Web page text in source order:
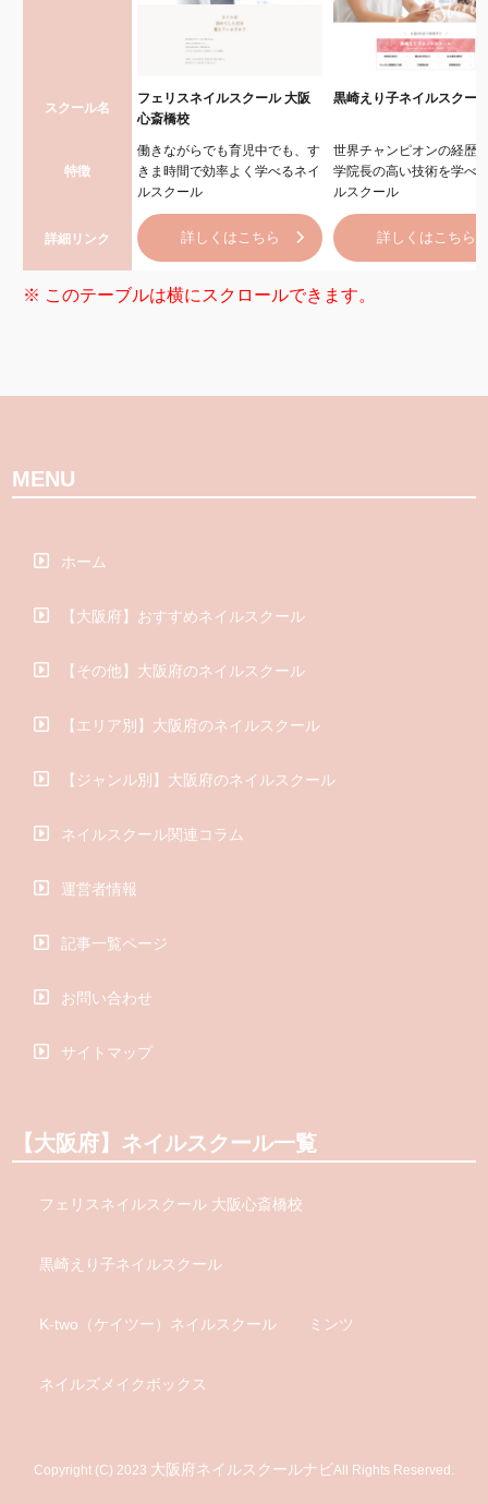
スクール名
フェリスネイルスクール 大阪
心斎橋校
黒崎えり子ネイルスクー
特徴
働きながらでも育児中でも、す
きま時間で効率よく学べるネイ
ルスクール
世界チャンピオンの経歴
学院長の高い技術を学べ
ルスクール
詳細リンク 詳しくはこちら 詳しくはこちら
MENU
ホーム
【大阪府】おすすめネイルスクール
【その他】大阪府のネイルスクール
【エリア別】大阪府のネイルスクール
【ジャンル別】大阪府のネイルスクール
ネイルスクール関連コラム
運営者情報
記事一覧ページ
お問い合わせ
サイトマップ
【大阪府】ネイルスクール一覧
フェリスネイルスクール 大阪心斎橋校
黒崎えり子ネイルスクール
K-two（ケイツー）ネイルスクール ミンツ
ネイルズメイクボックス
Copyright (C) 2023 大阪府ネイルスクールナビAll Rights Reserved.